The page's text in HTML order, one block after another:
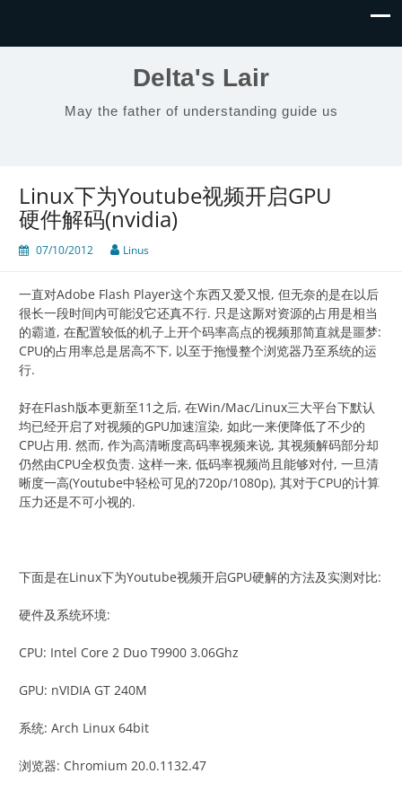
Delta's Lair
May the father of understanding guide us
Linux下为Youtube视频开启GPU
硬件解码(nvidia)
07/10/2012 Linus
一直对Adobe Flash Player这个东西又爱又恨, 但无奈的是在以后
很长一段时间内可能没它还真不行. 只是这厮对资源的占用是相当
的霸道, 在配置较低的机子上开个码率高点的视频那简直就是噩梦:
CPU的占用率总是居高不下, 以至于拖慢整个浏览器乃至系统的运
行.
好在Flash版本更新至11之后, 在Win/Mac/Linux三大平台下默认
均已经开启了对视频的GPU加速渲染, 如此一来便降低了不少的
CPU占用. 然而, 作为高清晰度高码率视频来说, 其视频解码部分却
仍然由CPU全权负责. 这样一来, 低码率视频尚且能够对付, 一旦清
晰度一高(Youtube中轻松可见的720p/1080p), 其对于CPU的计算
压力还是不可小视的.
下面是在Linux下为Youtube视频开启GPU硬解的方法及实测对比:
硬件及系统环境:
CPU: Intel Core 2 Duo T9900 3.06Ghz
GPU: nVIDIA GT 240M
系统: Arch Linux 64bit
浏览器: Chromium 20.0.1132.47